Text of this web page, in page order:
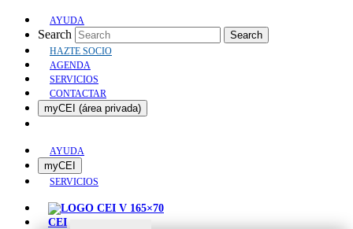
AYUDA
Search Search
HAZTE SOCIO
AGENDA
SERVICIOS
CONTACTAR
myCEI (área privada)
AYUDA
myCEI
SERVICIOS
CEI